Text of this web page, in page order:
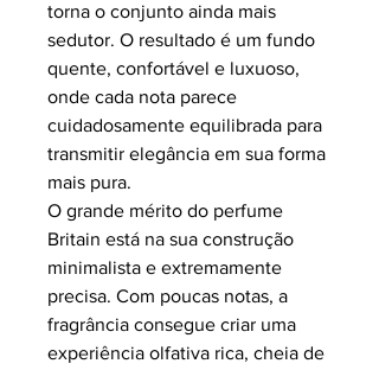
torna o conjunto ainda mais
sedutor. O resultado é um fundo
quente, confortável e luxuoso,
onde cada nota parece
cuidadosamente equilibrada para
transmitir elegância em sua forma
mais pura.
O grande mérito do perfume
Britain está na sua construção
minimalista e extremamente
precisa. Com poucas notas, a
fragrância consegue criar uma
experiência olfativa rica, cheia de